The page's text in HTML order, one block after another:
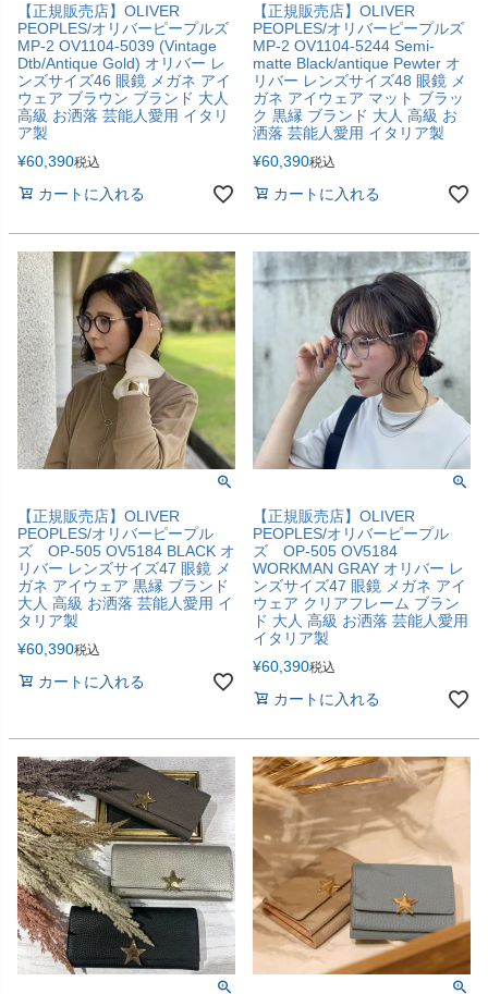
【正規販売店】OLIVER
PEOPLES/オリバーピープルズ
MP-2 OV1104-5039 (Vintage
Dtb/Antique Gold) オリバー レ
ンズサイズ46 眼鏡 メガネ アイ
ウェア ブラウン ブランド 大人
高級 お洒落 芸能人愛用 イタリ
ア製
¥60,390税込
カートに入れる
【正規販売店】OLIVER
PEOPLES/オリバーピープルズ
MP-2 OV1104-5244 Semi-
matte Black/antique Pewter オ
リバー レンズサイズ48 眼鏡 メ
ガネ アイウェア マット ブラッ
ク 黒縁 ブランド 大人 高級 お
洒落 芸能人愛用 イタリア製
¥60,390税込
カートに入れる
【正規販売店】OLIVER
PEOPLES/オリバーピープル
ズ OP-505 OV5184 BLACK オ
リバー レンズサイズ47 眼鏡 メ
ガネ アイウェア 黒縁 ブランド
大人 高級 お洒落 芸能人愛用 イ
タリア製
¥60,390税込
カートに入れる
【正規販売店】OLIVER
PEOPLES/オリバーピープル
ズ OP-505 OV5184
WORKMAN GRAY オリバー レ
ンズサイズ47 眼鏡 メガネ アイ
ウェア クリアフレーム ブラン
ド 大人 高級 お洒落 芸能人愛用
イタリア製
¥60,390税込
カートに入れる